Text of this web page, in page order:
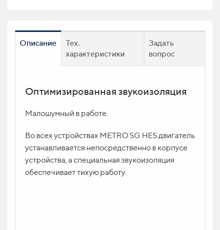
Описание
Тех.
характеристики
Задать
вопрос
Оптимизированная звукоизоляция
Малошумный в работе.
Во всех устройствах METRO SG HES двигатель
устанавливается непосредственно в корпусе
устройства, а специальная звукоизоляция
обеспечивает тихую работу.
Вопрос по продукту
ИМЯ